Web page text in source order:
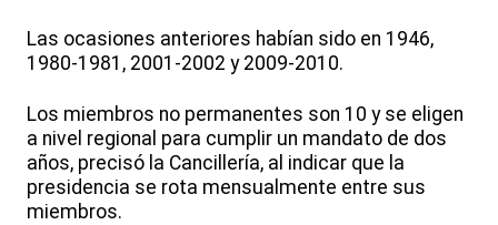
Las ocasiones anteriores habían sido en 1946,
1980-1981, 2001-2002 y 2009-2010.
Los miembros no permanentes son 10 y se eligen
a nivel regional para cumplir un mandato de dos
años, precisó la Cancillería, al indicar que la
presidencia se rota mensualmente entre sus
miembros.